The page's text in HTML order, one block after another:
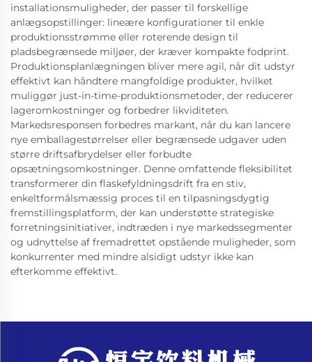
installationsmuligheder, der passer til forskellige
anlægsopstillinger: lineære konfigurationer til enkle
produktionsstrømme eller roterende design til
pladsbegrænsede miljøer, der kræver kompakte fodprint.
Produktionsplanlægningen bliver mere agil, når dit udstyr
effektivt kan håndtere mangfoldige produkter, hvilket
muliggør just-in-time-produktionsmetoder, der reducerer
lageromkostninger og forbedrer likviditeten.
Markedsresponsen forbedres markant, når du kan lancere
nye emballagestørrelser eller begrænsede udgaver uden
større driftsafbrydelser eller forbudte
opsætningsomkostninger. Denne omfattende fleksibilitet
transformerer din flaskefyldningsdrift fra en stiv,
enkeltformålsmæssig proces til en tilpasningsdygtig
fremstillingsplatform, der kan understøtte strategiske
forretningsinitiativer, indtræden i nye markedssegmenter
og udnyttelse af fremadrettet opstående muligheder, som
konkurrenter med mindre alsidigt udstyr ikke kan
efterkomme effektivt.